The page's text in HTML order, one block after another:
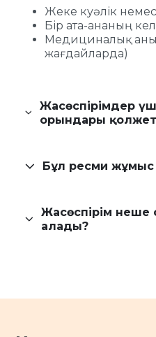
Жеке куәлік
Бір ата-ананың
Медициналық
жағдайларда)
Жасөспірімдер
орындары
Бұл ресми жұмыс
Жасөспірім неше
алады?